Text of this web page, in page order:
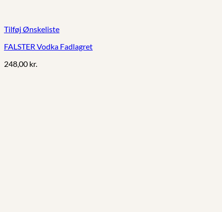
Tilføj Ønskeliste
FALSTER Vodka Fadlagret
248,00 kr.